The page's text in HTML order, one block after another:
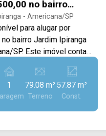
no bairro
em
SP.
- Americana/SP
para alugar por
no bairro Jardim Ipiranga
imóvel conta
de área do terreno e
construção, e um mezanino
> 01 banheiro
de garagem.
a av. campos
1 79.08 m²
Terreno
57.87 m²
Const.